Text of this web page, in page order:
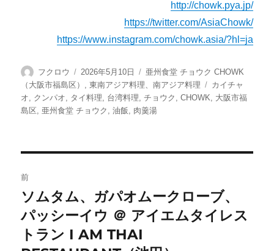
http://chowk.pya.jp/
https://twitter.com/AsiaChowk/
https://www.instagram.com/chowk.asia/?hl=ja
投
稿
者
フクロウ
投
日:
2026年5月10日
カ
テ
ゴ
リ
亜州食堂 チョウク CHOWK
（大阪市福島区）
,東南アジア料理、南アジア料理
タ
グ
カイチャ
オ
クンパオ タイ料理 台湾料理 ,チョウク ,CHOWK
大阪市福
島区
亜州食堂 チョウク ,油飯 肉羹湯
稿
ナ
ビ
前
前
の
投
稿:
ソムタム、ガパオムークローブ、
パッシーイウ ＠ アイエムタイレス
トラン I AM THAI